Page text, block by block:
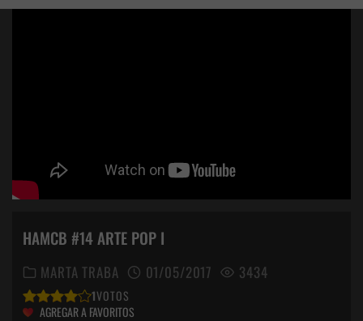
HAMCB #14 ARTE POP I
MARTA TRABA 01/05/2017 3434
1VOTOS
AGREGAR A FAVORITOS